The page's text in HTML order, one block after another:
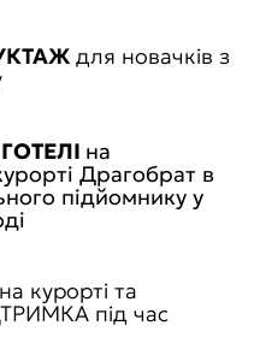
для новачків з
на
Драгобрат в
підйомнику у
курорті та
під час